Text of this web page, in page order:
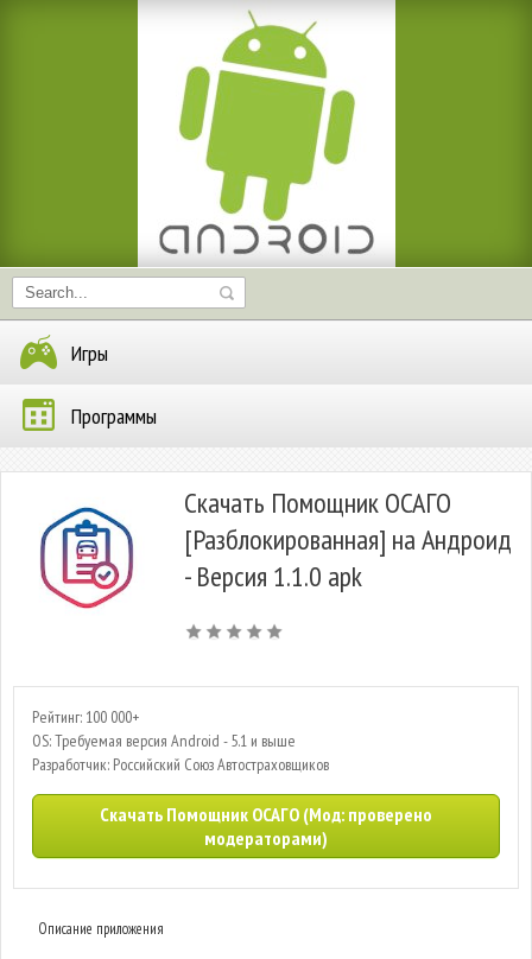
Игры
Программы
Скачать Помощник ОСАГО
[Разблокированная] на Андроид
- Версия 1.1.0 apk
Рейтинг: 100 000+
OS: Требуемая версия Android - 5.1 и выше
Разработчик: Российский Союз Автостраховщиков
Скачать Помощник ОСАГО (Мод: проверено
модераторами)
Описание приложения